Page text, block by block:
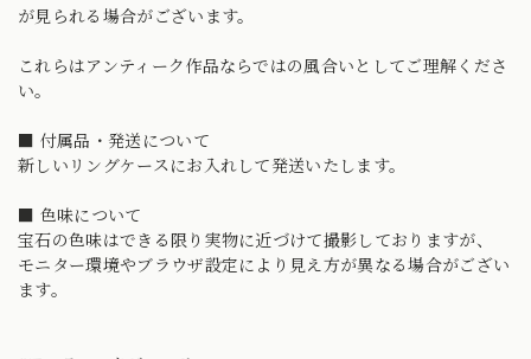
が見られる場合がございます。
これらはアンティーク作品ならではの風合いとしてご理解くださ
い。
■ 付属品・発送について
新しいリングケースにお入れして発送いたします。
■ 色味について
宝石の色味はできる限り実物に近づけて撮影しておりますが、
モニター環境やブラウザ設定により見え方が異なる場合がござい
ます。